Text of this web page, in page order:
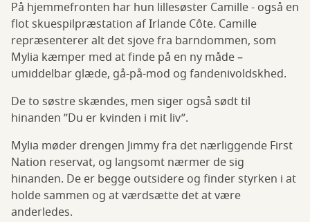
På hjemmefronten har hun lillesøster Camille - også en
flot skuespilpræstation af Irlande Côte. Camille
repræsenterer alt det sjove fra barndommen, som
Mylia kæmper med at finde på en ny måde –
umiddelbar glæde, gå-på-mod og fandenivoldskhed.
De to søstre skændes, men siger også sødt til
hinanden ”Du er kvinden i mit liv”.
Mylia møder drengen Jimmy fra det nærliggende First
Nation reservat, og langsomt nærmer de sig
hinanden. De er begge outsidere og finder styrken i at
holde sammen og at værdsætte det at være
anderledes.